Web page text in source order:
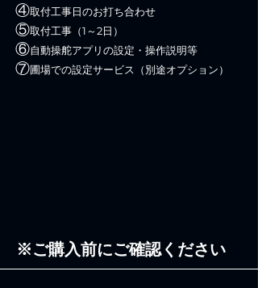
④取付工事日のお打ち合わせ
⑤取付工事（1～2日）
⑥自動操舵アプリの設定・操作説明等
​⑦圃場での設定サービス（別途オプション）
※ご購入前にご確認ください